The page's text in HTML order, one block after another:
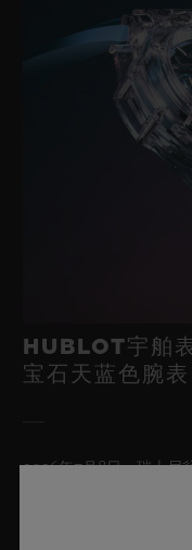
HUBLOT宇舶
宝石天蓝色腕表
2026年7月8日，瑞士尼